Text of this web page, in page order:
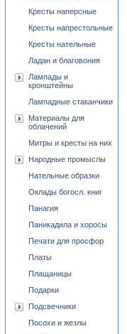
Кресты наперсные
Кресты напрестольные
Кресты нательные
Ладан и благовония
Лампады и
кронштейны
Лампадные стаканчики
Материалы для
облачений
Митры и кресты на них
Народные промыслы
Нательные образки
Оклады богосл. книг
Панагия
Паникадила и хоросы
Печати для просфор
Платы
Плащаницы
Подарки
Подсвечники
Посохи и жезлы